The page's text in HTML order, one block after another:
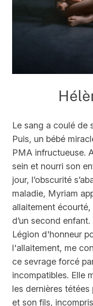
Le sang a coulé de
Puis, un bébé
PMA infructueuse.
sein et nourri son
jour, l’obscurité
maladie, Myriam
allaitement écourté,
d’un second
Légion d'honneur
l'allaitement, me
ce sevrage forcé
incompatibles. Elle
les dernières
et son fils,